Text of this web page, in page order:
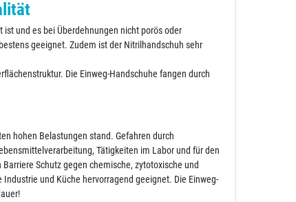
und es bei Überdehnungen nicht porös oder
geeignet. Zudem ist der Nitrilhandschuh sehr
Die Einweg-Handschuhe fangen durch
hohen Belastungen stand. Gefahren durch
Tätigkeiten im Labor und für den
Schutz gegen chemische, zytotoxische und
und Küche hervorragend geeignet. Die Einweg-